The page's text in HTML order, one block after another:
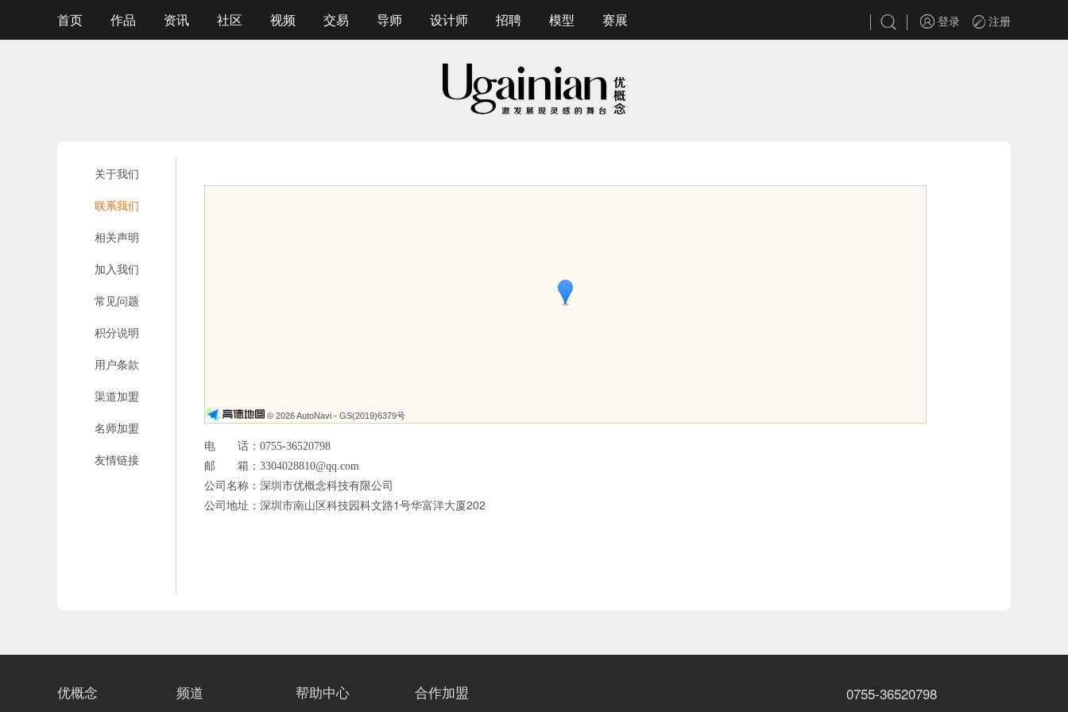
首页 作品 资讯 社区 视频 交易 导师 设计师 招聘 模型 赛展 登录 注册
关于我们
联系我们
相关声明
加入我们
常见问题
积分说明
用户条款
渠道加盟
名师加盟
友情链接
© 2026 AutoNavi - GS(2019)6379号
电 话：0755-36520798
邮 箱：3304028810@qq.com
公司名称：深圳市优概念科技有限公司
公司地址： 深圳市南山区科技园科文路1号华富洋大厦202
优概念 频道 帮助中心 合作加盟 0755-36520798